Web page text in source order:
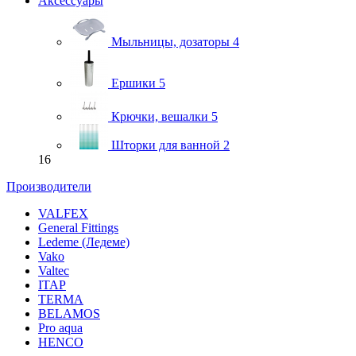
Мыльницы, дозаторы 4
Ершики 5
Крючки, вешалки 5
Шторки для ванной 2
16
Производители
VALFEX
General Fittings
Ledeme (Ледеме)
Vako
Valtec
ITAP
TERMA
BELAMOS
Pro aqua
HENCO